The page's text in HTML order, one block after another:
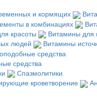
и кормящих
в комбинациях
красоты
Витамины для
людей
Витамины
средства
средства
Спазмолитики
кроветворение